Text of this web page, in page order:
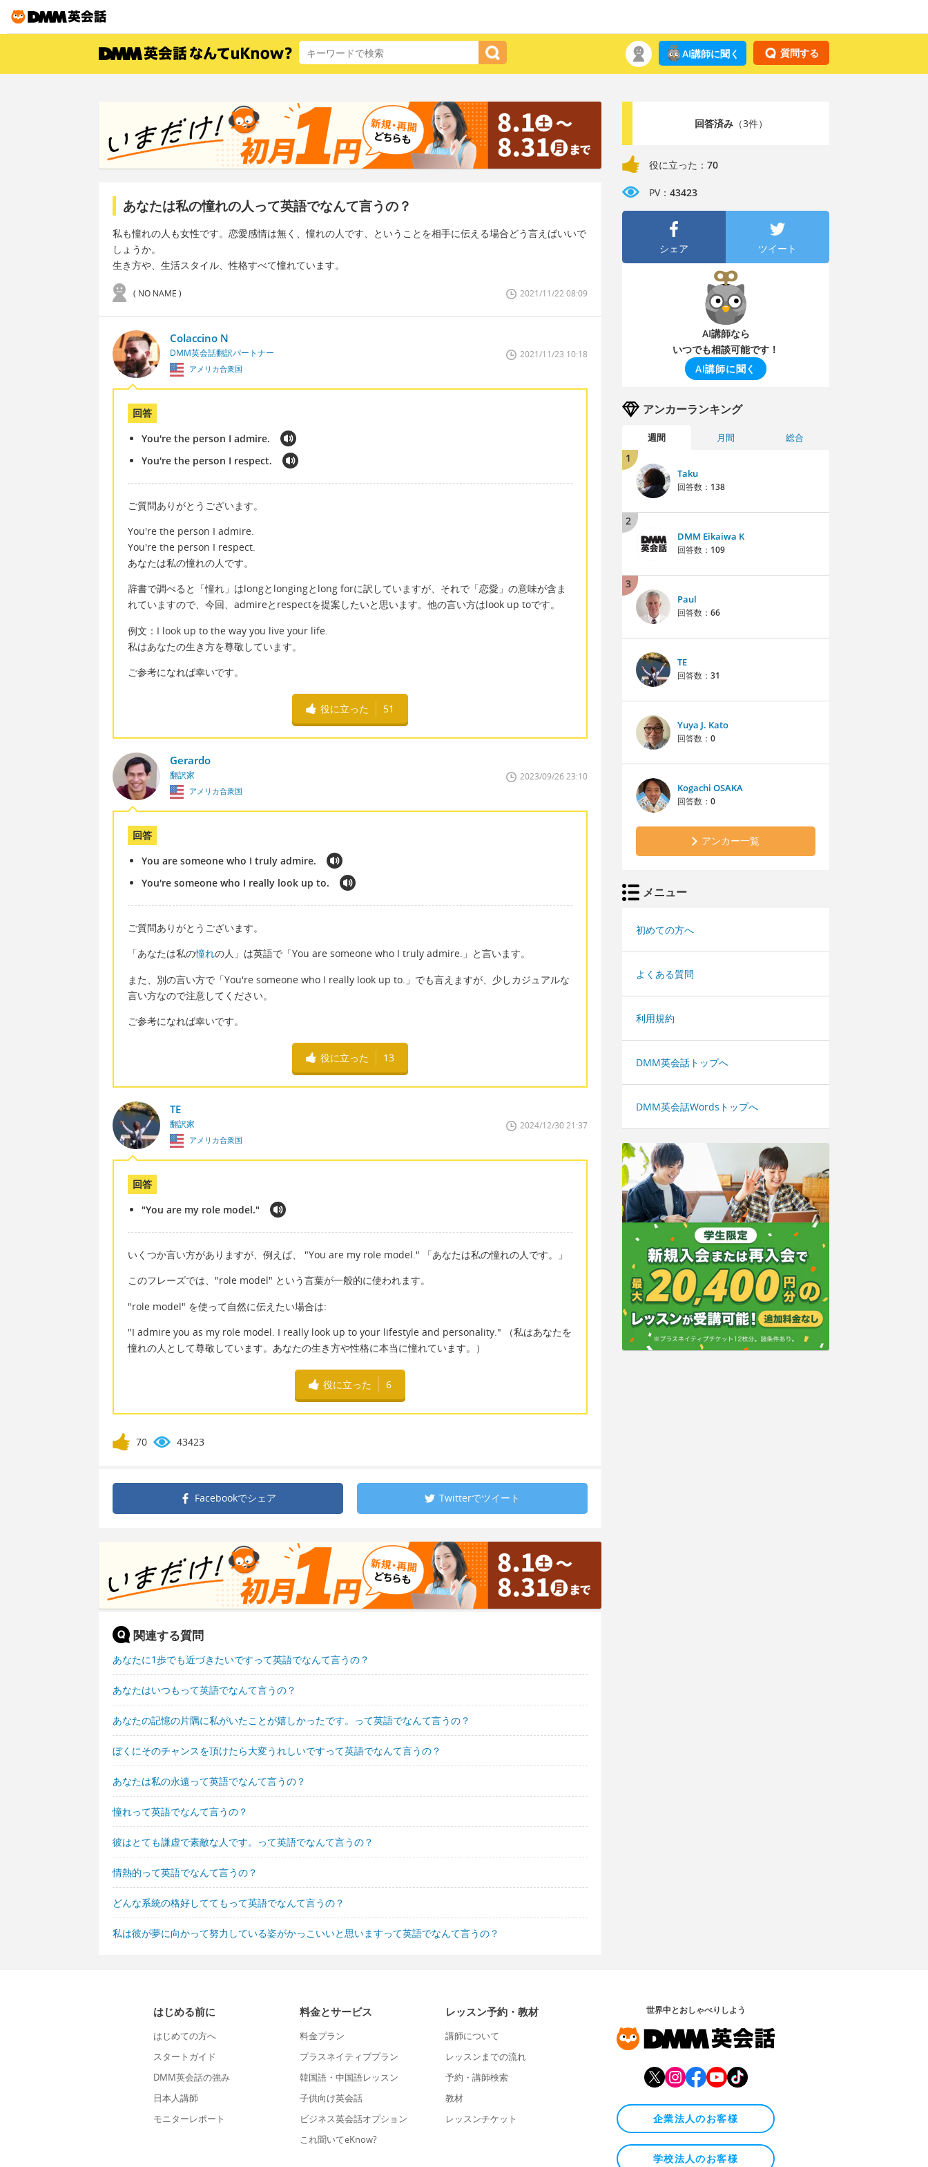
質問する
AI講師に聞く
あなたは私の憧れの人って英語でなんて言うの？
私も憧れの人も女性です。恋愛感情は無く、憧れの人です、ということを相手に伝える場合どう言えばいいで
しょうか。
生き方や、生活スタイル、性格すべて憧れています。
( NO NAME ) 2021/11/22 08:09
Colaccino N
DMM英会話翻訳パートナー
アメリカ合衆国
2021/11/23 10:18
回答
You're the person I admire.
You're the person I respect.
ご質問ありがとうございます。
You're the person I admire.
You're the person I respect.
あなたは私の憧れの人です。
辞書で調べると「憧れ」はlongとlongingとlong forに訳していますが、それで「恋愛」の意味が含ま
れていますので、今回、admireとrespectを提案したいと思います。他の言い方はlook up toです。
例文：I look up to the way you live your life.
私はあなたの生き方を尊敬しています。
ご参考になれば幸いです。
役に立った 51
Gerardo
翻訳家
アメリカ合衆国
2023/09/26 23:10
回答
You are someone who I truly admire.
You're someone who I really look up to.
ご質問ありがとうございます。
「あなたは私の憧れの人」は英語で「You are someone who I truly admire.」と言います。
また、別の言い方で「You're someone who I really look up to.」でも言えますが、少しカジュアルな
言い方なので注意してください。
ご参考になれば幸いです。
役に立った 13
TE
翻訳家
アメリカ合衆国
2024/12/30 21:37
回答
"You are my role model."
いくつか言い方がありますが、例えば、 "You are my role model." 「あなたは私の憧れの人です。」
このフレーズでは、"role model" という言葉が一般的に使われます。
"role model" を使って自然に伝えたい場合は:
"I admire you as my role model. I really look up to your lifestyle and personality." （私はあなたを
憧れの人として尊敬しています。あなたの生き方や性格に本当に憧れています。）
役に立った 6
70 43423
Facebookでシェア Twitterでツイート
関連する質問
あなたに1歩でも近づきたいですって英語でなんて言うの？
あなたはいつもって英語でなんて言うの？
あなたの記憶の片隅に私がいたことが嬉しかったです。って英語でなんて言うの？
ぼくにそのチャンスを頂けたら大変うれしいですって英語でなんて言うの？
あなたは私の永遠って英語でなんて言うの？
憧れって英語でなんて言うの？
彼はとても謙虚で素敵な人です。って英語でなんて言うの？
情熱的って英語でなんて言うの？
どんな系統の格好しててもって英語でなんて言うの？
私は彼が夢に向かって努力している姿がかっこいいと思いますって英語でなんて言うの？
回答済み（3件）
役に立った： 70
PV： 43423
シェア ツイート
AI講師なら
いつでも相談可能です！
AI講師に聞く
アンカーランキング
週間 月間 総合
1
Taku
回答数： 138
2
DMM Eikaiwa K
回答数： 109
3
Paul
回答数： 66
TE
回答数： 31
Yuya J. Kato
回答数： 0
Kogachi OSAKA
回答数： 0
アンカー一覧
メニュー
初めての方へ
よくある質問
利用規約
DMM英会話トップへ
DMM英会話Wordsトップへ
はじめる前に
はじめての方へ
スタートガイド
DMM英会話の強み
日本人講師
モニターレポート
料金とサービス
料金プラン
プラスネイティブプラン
韓国語・中国語レッスン
子供向け英会話
ビジネス英会話オプション
これ聞いてeKnow?
レッスン予約・教材
講師について
レッスンまでの流れ
予約・講師検索
教材
レッスンチケット
世界中とおしゃべりしよう
企業法人のお客様
学校法人のお客様